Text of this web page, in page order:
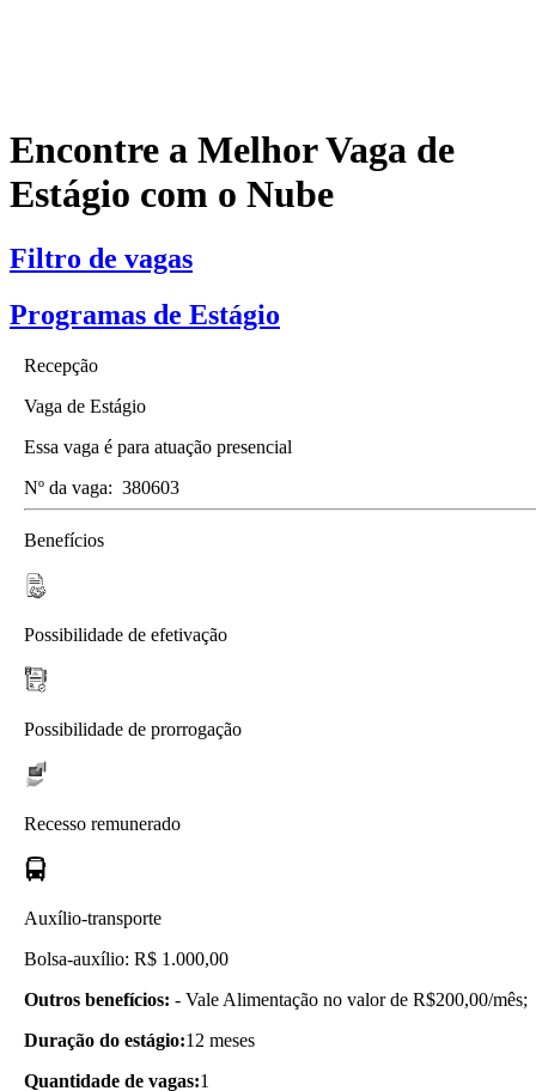
Encontre a Melhor Vaga de
Estágio com o Nube
Filtro de vagas
Programas de Estágio
Recepção
Vaga de Estágio
Essa vaga é para atuação presencial
Nº da vaga: 380603
Benefícios
Possibilidade de efetivação
Possibilidade de prorrogação
Recesso remunerado
Auxílio-transporte
Bolsa-auxílio: R$ 1.000,00
Outros benefícios: - Vale Alimentação no valor de R$200,00/mês;
Duração do estágio:12 meses
Quantidade de vagas:1